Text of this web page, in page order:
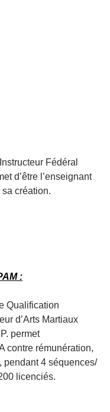
Fédéral
d’être l’enseignant
création.
:
Qualification
d’Arts Martiaux
permet
contre rémunération,
pendant 4 séquences/
licenciés.